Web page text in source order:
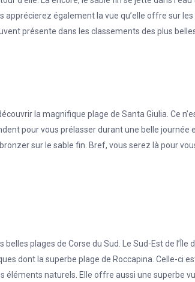
apprécierez également la vue qu’elle offre sur
présente dans les classements des plus
la magnifique plage de Santa Giulia. Ce
pour vous prélasser durant une belle journée
sur le sable fin. Bref, vous serez là pour
belles plages de Corse du Sud. Le Sud-Est de l’Île
dont la superbe plage de Roccapina. Celle-ci
éléments naturels. Elle offre aussi une superbe